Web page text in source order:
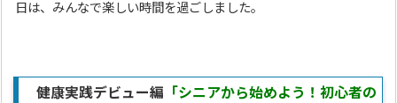
日は、みんなで楽しい時間を過ごしました。
健康実践デビュー編 「シニアから始めよう！初心者の